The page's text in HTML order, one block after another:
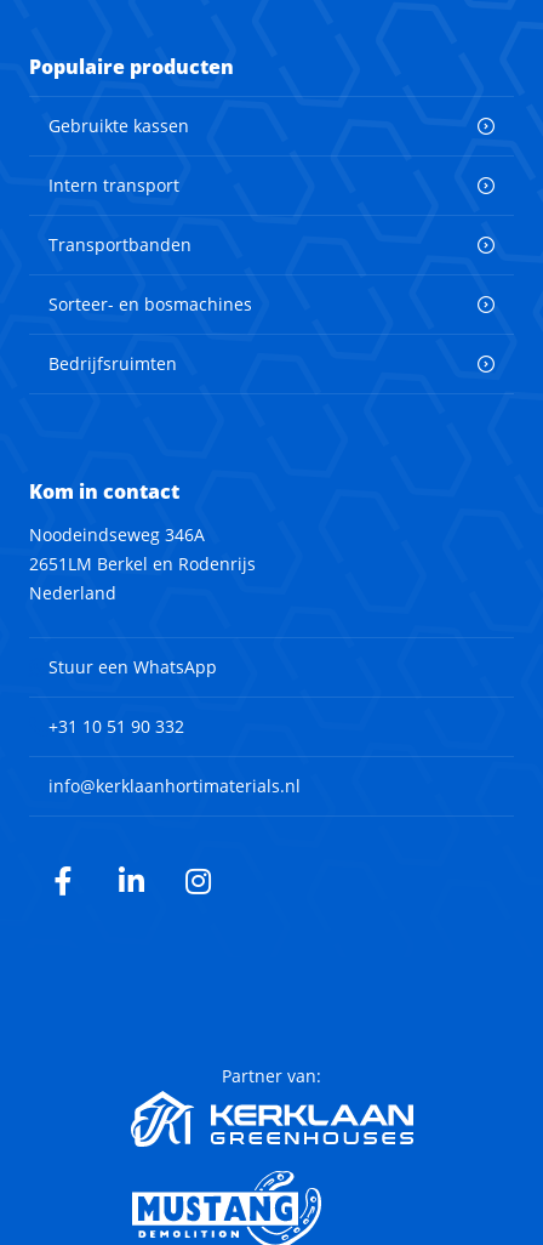
Populaire producten
Gebruikte kassen
Intern transport
Transportbanden
Sorteer- en bosmachines
Bedrijfsruimten
Kom in contact
Noodeindseweg 346A
2651LM Berkel en Rodenrijs
Nederland
Stuur een WhatsApp
+31 10 51 90 332
info@kerklaanhortimaterials.nl
Facebook
LinkedInInstagram
Partner van: